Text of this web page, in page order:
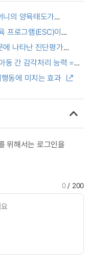
니의 양육태도가
Communication
프로그램(ESC)이
Disorders
Perceptions of
에 나타난 진단평가
Therapy for
동 간 감각처리 능력 =
Aged 3˜5 Ears
동에 미치는 효과
위해서는 로그인을
0/ 200